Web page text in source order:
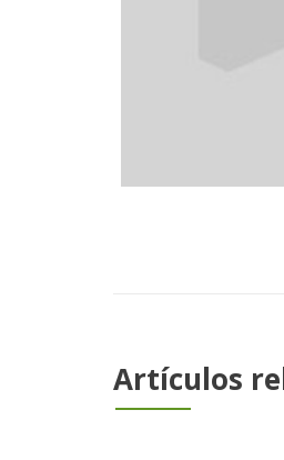
Artículos